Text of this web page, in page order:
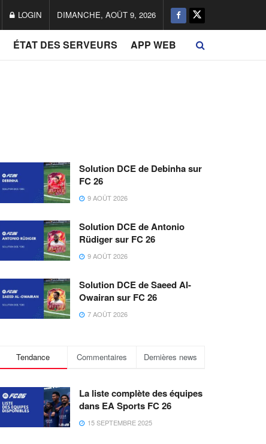
LOGIN DIMANCHE, AOÛT 9, 2026
ÉTAT DES SERVEURS APP WEB
Solution DCE de Debinha sur
FC 26
9 AOÛT 2026
Solution DCE de Antonio
Rüdiger sur FC 26
9 AOÛT 2026
Solution DCE de Saeed Al-
Owairan sur FC 26
7 AOÛT 2026
Tendance Commentaires Dernières news
La liste complète des équipes
dans EA Sports FC 26
15 SEPTEMBRE 2025